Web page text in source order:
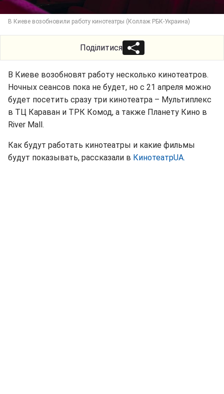
В Киеве возобновили работу кинотеатры (Коллаж РБК-Украина)
Поділитися
В Киеве возобновят работу несколько кинотеатров.
Ночных сеансов пока не будет, но с 21 апреля можно
будет посетить сразу три кинотеатра – Мультиплекс
в ТЦ Караван и ТРК Комод, а также Планету Кино в
River Mall.
Как будут работать кинотеатры и какие фильмы
будут показывать, рассказали в КинотеатрUA.